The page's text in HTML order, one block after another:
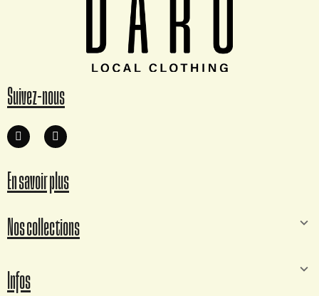
Suivez-nous
En savoir plus
Nos collections
Infos